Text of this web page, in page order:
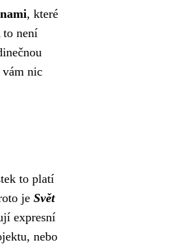
, které
to není
vám nic
to platí
je Svět
expresní
nebo